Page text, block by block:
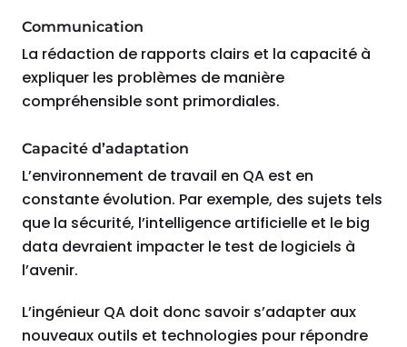
Communication
La rédaction de rapports clairs et la capacité à
expliquer les problèmes de manière
compréhensible sont primordiales.
Capacité d’adaptation
L’environnement de travail en QA est en
constante évolution. Par exemple, des sujets tels
que la sécurité, l’intelligence artificielle et le big
data devraient impacter le test de logiciels à
l’avenir.
L’ingénieur QA doit donc savoir s’adapter aux
nouveaux outils et technologies pour répondre